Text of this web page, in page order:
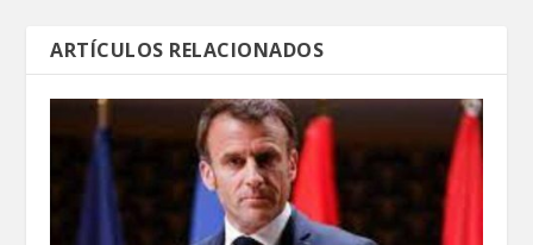
ARTÍCULOS RELACIONADOS